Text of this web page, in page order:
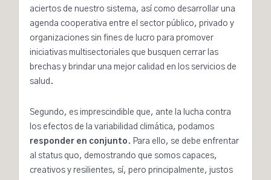
aciertos de nuestro sistema, así como desarrollar una
agenda cooperativa entre el sector público, privado y
organizaciones sin fines de lucro para promover
iniciativas multisectoriales que busquen cerrar las
brechas y brindar una mejor calidad en los servicios de
salud.
Segundo, es imprescindible que, ante la lucha contra
los efectos de la variabilidad climática, podamos
responder en conjunto . Para ello, se debe enfrentar
al status quo, demostrando que somos capaces,
creativos y resilientes, sí, pero principalmente, justos